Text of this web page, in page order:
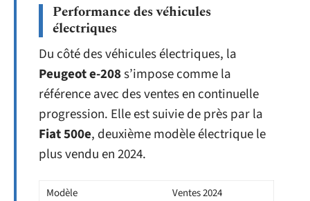
Performance des véhicules
électriques
Du côté des véhicules électriques, la
Peugeot e-208s’impose comme la
référence avec des ventes en continuelle
progression. Elle est suivie de près par la
Fiat 500e, deuxième modèle électrique le
plus vendu en 2024.
Modèle
Ventes 2024